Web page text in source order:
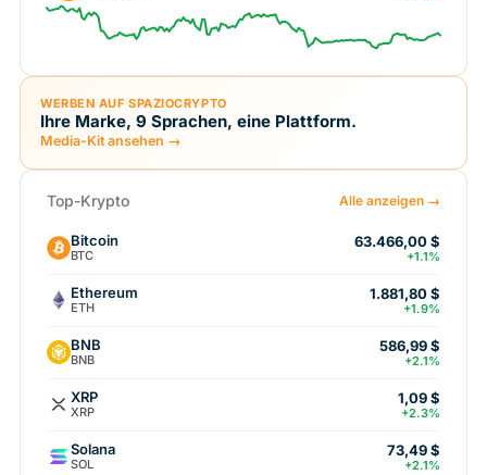
WERBEN AUF SPAZIOCRYPTO
Ihre Marke, 9 Sprachen, eine Plattform.
Media-Kit ansehen →
Top-Krypto Alle anzeigen →
Bitcoin
BTC
63.466,00 $
+1.1%
Ethereum
ETH
1.881,80 $
+1.9%
BNB
BNB
586,99 $
+2.1%
XRP
XRP
1,09 $
+2.3%
Solana
SOL
73,49 $
+2.1%